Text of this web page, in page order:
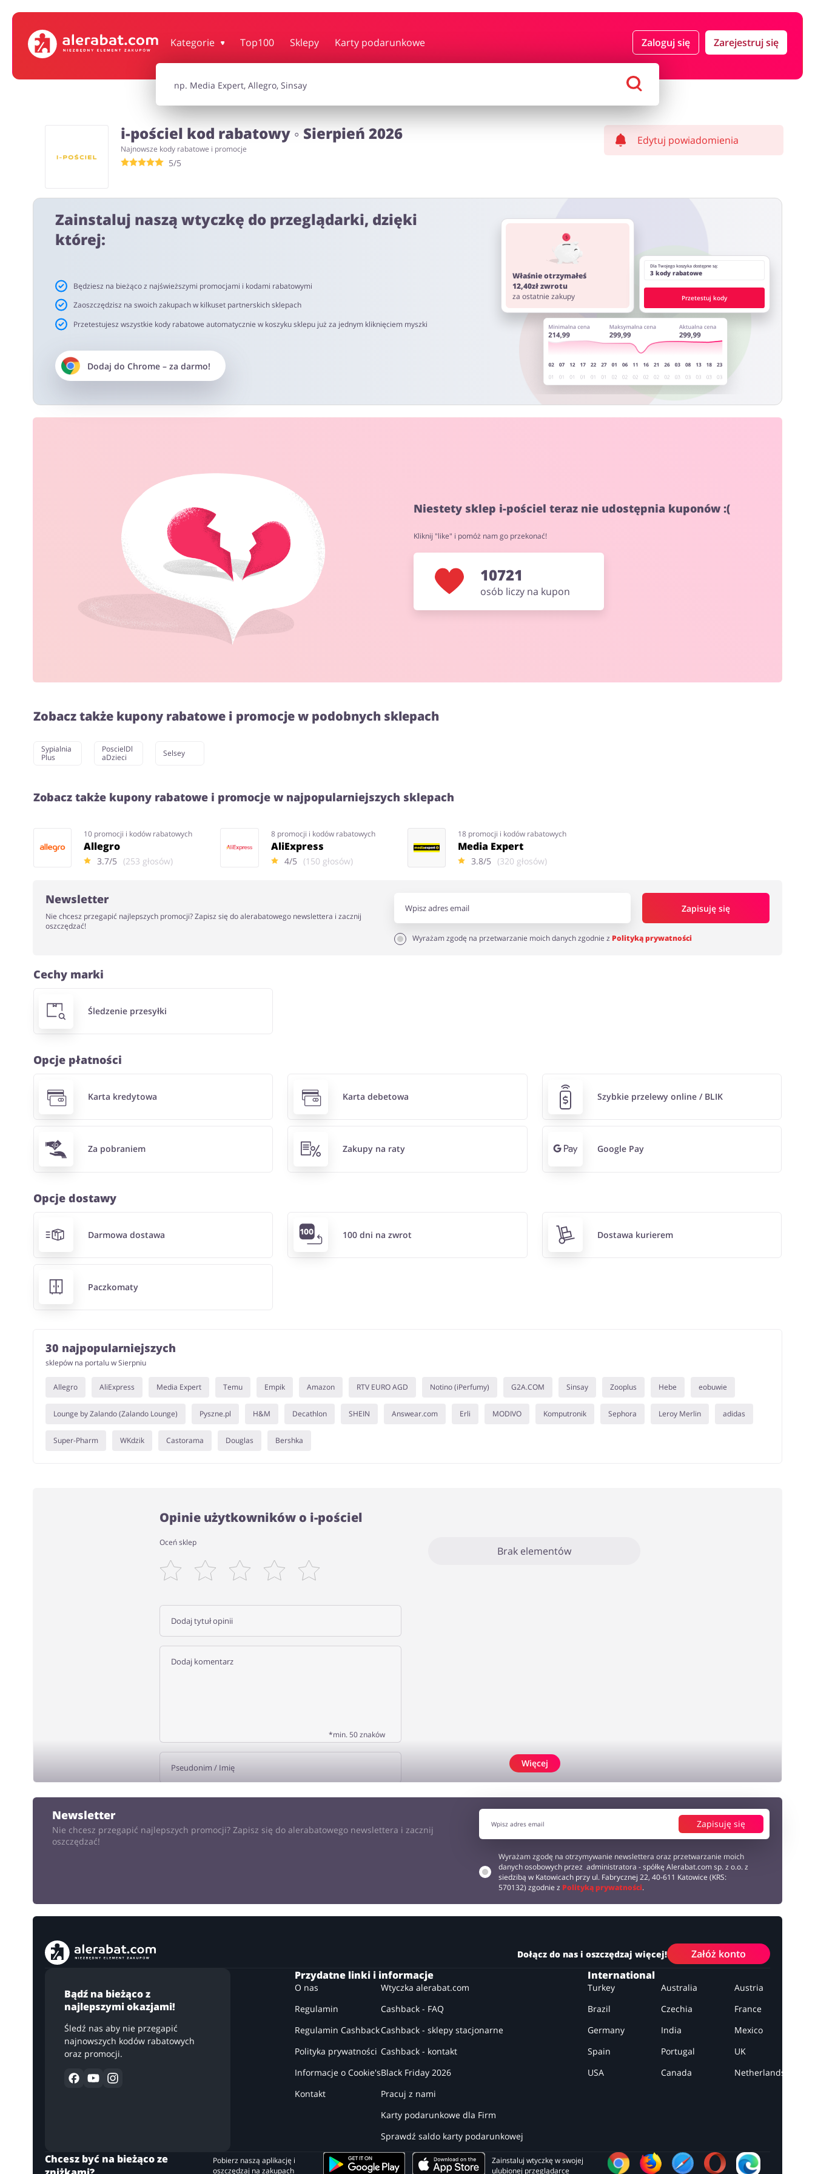
Kategorie Top100 Sklepy Karty podarunkowe Zaloguj się Zarejestruj się
Turystyka i Podróże Usługi Zdrowie i uroda
i-pościel kod rabatowy ◦ Sierpień 2026
Najnowsze kody rabatowe i promocje
5/5
Edytuj powiadomienia
Zainstaluj naszą wtyczkę do przeglądarki, dzięki
której:
Będziesz na bieżąco z najświeższymi promocjami i kodami rabatowymi
Zaoszczędzisz na swoich zakupach w kilkuset partnerskich sklepach
Przetestujesz wszystkie kody rabatowe automatycznie w koszyku sklepu już za jednym kliknięciem myszki
Dodaj do Chrome– za darmo!
Właśnie otrzymałeś
12,40zł zwrotu
za ostatnie zakupy
Dla Twojego koszyka dostępne są:
3 kody rabatowe
Przetestuj kody
Niestety sklep i-pościel teraz nie udostępnia kuponów :(
Kliknij "like" i pomóż nam go przekonać!
10721
osób liczy na kupon
Zobacz także kupony rabatowe i promocje w podobnych sklepach
Sypialnia
Plus
PoscielDl
aDzieci
Selsey
Zobacz także kupony rabatowe i promocje w najpopularniejszych sklepach
10 promocji i kodów rabatowych
Allegro
3.7/5 (253 głosów)
8 promocji i kodów rabatowych
AliExpress
4/5 (150 głosów)
18 promocji i kodów rabatowych
Media Expert
3.8/5 (320 głosów)
Newsletter
Nie chcesz przegapić najlepszych promocji? Zapisz się do alerabatowego newslettera i zacznij
oszczędzać!
Zapisuję się
Wyrażam zgodę na przetwarzanie moich danych zgodnie z Polityką prywatności
Cechy marki
Śledzenie przesyłki
Opcje płatności
Karta kredytowa Karta debetowa Szybkie przelewy online / BLIK
Za pobraniem Zakupy na raty Google Pay
Opcje dostawy
Darmowa dostawa 100 dni na zwrot Dostawa kurierem
Paczkomaty
30 najpopularniejszych
sklepów na portalu w Sierpniu
Allegro AliExpress Media Expert Temu Empik Amazon RTV EURO AGD Notino (iPerfumy) G2A.COM Sinsay Zooplus Hebe eobuwie
Lounge by Zalando (Zalando Lounge) Pyszne.pl H&M Decathlon SHEIN Answear.com Erli MODIVO Komputronik Sephora Leroy Merlin adidas
Super-Pharm WKdzik Castorama Douglas Bershka
Opinie użytkowników o i-pościel
Oceń sklep
*min. 50 znaków
Brak elementów
Więcej
Newsletter
Nie chcesz przegapić najlepszych promocji? Zapisz się do alerabatowego newslettera i zacznij
oszczędzać!
Zapisuję się
Wyrażam zgodę na otrzymywanie newslettera oraz przetwarzanie moich
danych osobowych przez administratora - spółkę Alerabat.com sp. z o.o. z
siedzibą w Katowicach przy ul. Fabrycznej 22, 40-611 Katowice (KRS:
570132) zgodnie z Polityką prywatności.
Dołącz do nas i oszczędzaj więcej! Załóż konto
Bądź na bieżąco z
najlepszymi okazjami!
Śledź nas aby nie przegapić
najnowszych kodów rabatowych
oraz promocji.
Przydatne linki i informacje
O nas
Regulamin
Regulamin Cashback
Polityka prywatności
Informacje o Cookie's
Kontakt
Wtyczka alerabat.com
Cashback - FAQ
Cashback - sklepy stacjonarne
Cashback - kontakt
Black Friday 2026
Pracuj z nami
Karty podarunkowe dla Firm
Sprawdź saldo karty podarunkowej
International
Turkey Australia
Austria
Brazil
Czechia
France
Germany
India
Mexico
Spain
Portugal
UK
USA
Canada Netherlands
Chcesz być na bieżąco ze
Pobierz naszą aplikację i
oszczędzaj na zakupach
Zainstaluj wtyczkę w swojej
ulubionej przeglądarce